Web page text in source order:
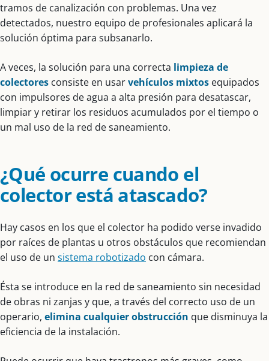
tramos de canalización con problemas. Una vez
detectados, nuestro equipo de profesionales aplicará la
solución óptima para subsanarlo.
A veces, la solución para una correcta limpieza de
colectores consiste en usarvehículos mixtos equipados
con impulsores de agua a alta presión para desatascar,
limpiar y retirar los residuos acumulados por el tiempo o
un mal uso de la red de saneamiento.
¿Qué ocurre cuando el
colector está atascado?
Hay casos en los que el colector ha podido verse invadido
por raíces de plantas u otros obstáculos que recomiendan
el uso de un sistema robotizado con cámara.
Ésta se introduce en la red de saneamiento sin necesidad
de obras ni zanjas y que, a través del correcto uso de un
operario, elimina cualquier obstrucción que disminuya la
eficiencia de la instalación.